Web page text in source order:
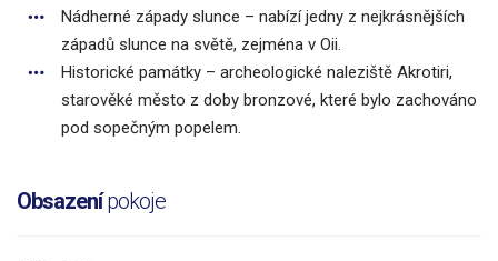
Nádherné západy slunce – nabízí jedny z nejkrásnějších
západů slunce na světě, zejména v Oii.
Historické památky – archeologické naleziště Akrotiri,
starověké město z doby bronzové, které bylo zachováno
pod sopečným popelem.
Obsazenípokoje